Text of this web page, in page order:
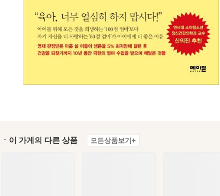
ㆍ이 가게의 다른 상품 모든상품보기+